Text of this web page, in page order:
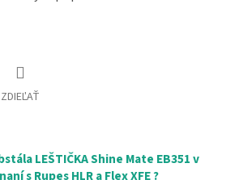
ZDIEĽAŤ
LEŠTIČKA Shine Mate EB351 v
s Rupes HLR a Flex XFE ?